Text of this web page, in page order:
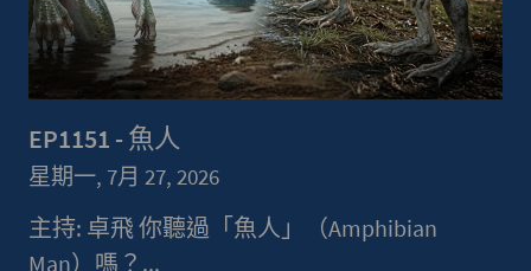
EP1151 - 魚人
星期一, 7月 27, 2026
主持: 卓飛 你聽過「魚人」（Amphibian
Man）嗎？...